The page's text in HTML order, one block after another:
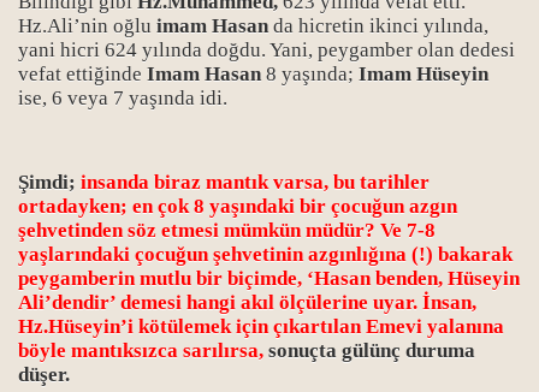
Hz.Ali’nin oğlu imam Hasan da hicretin ikinci yılında,
yani hicri 624 yılında doğdu. Yani, peygamber olan dedesi
vefat ettiğinde Imam Hasan 8 yaşında; Imam Hüseyin
ise, 6 veya 7 yaşında idi.
Şimdi; insanda biraz mantık varsa, bu tarihler
ortadayken; en çok 8 yaşındaki bir çocuğun azgın
şehvetinden söz etmesi mümkün müdür? Ve 7-8
yaşlarındaki çocuğun şehvetinin azgınlığına (!) bakarak
peygamberin mutlu bir biçimde, ‘Hasan benden, Hüseyin
Ali’dendir’ demesi hangi akıl ölçülerine uyar. İnsan,
Hz.Hüseyin’i kötülemek için çıkartılan Emevi yalanına
böyle mantıksızca sarılırsa, sonuçta gülünç duruma
düşer.